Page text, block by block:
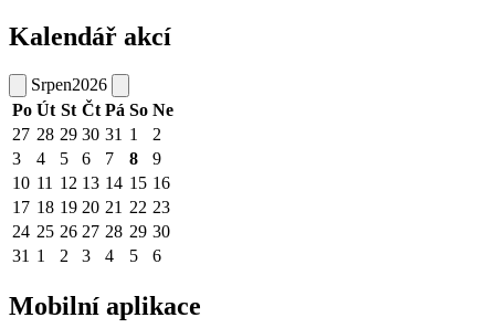
Kalendář akcí
Srpen2026
Po Út St Čt Pá So Ne
27 28 29 30 31 1
2
3
4 5 6 7 8
9
10 11 12 13 14 15 16
17 18 19 20 21 22 23
24 25 26 27 28 29 30
31 1 2 3 4 5 6
Mobilní aplikace